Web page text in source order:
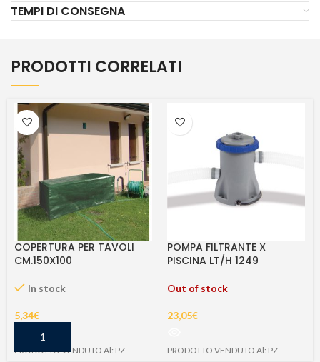
TEMPI DI CONSEGNA
PRODOTTI CORRELATI
COPERTURA PER TAVOLI
CM.150X100
In stock
5,34€
PRODOTTO VENDUTO Al: PZ
POMPA FILTRANTE X
PISCINA LT/H 1249
Out of stock
23,05€
PRODOTTO VENDUTO Al: PZ